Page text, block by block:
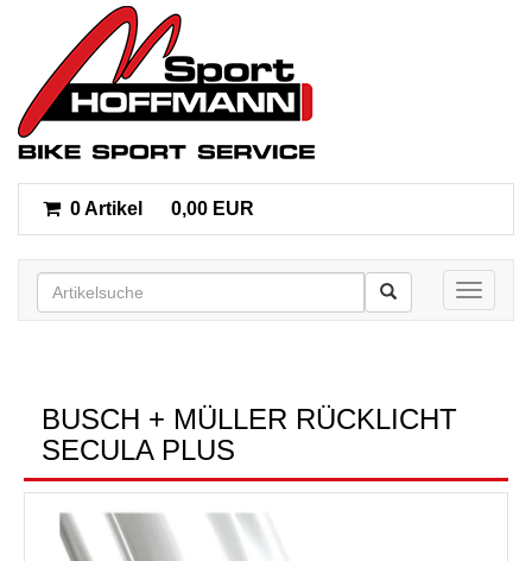
0 Artikel 0,00 EUR
Toggle
BUSCH + MÜLLER RÜCKLICHT
SECULA PLUS